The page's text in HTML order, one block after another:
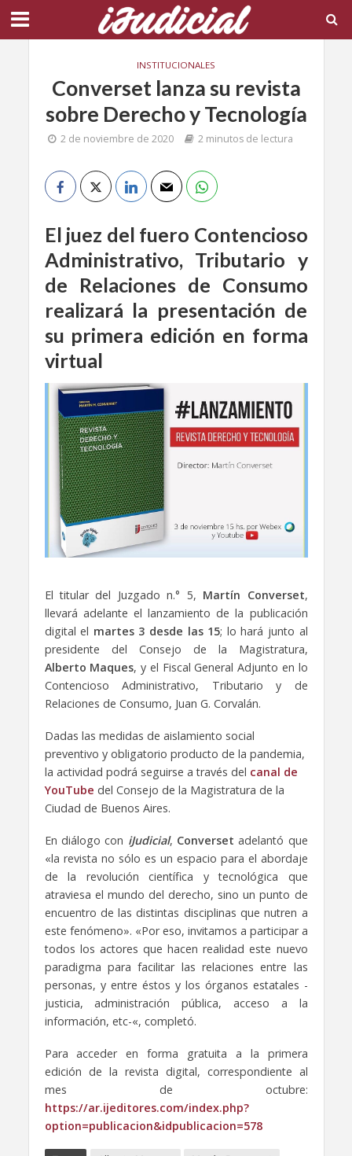
INSTITUCIONALES
Converset lanza su revista
sobre Derecho y Tecnología
2 de noviembre de 2020 2 minutos de lectura
El juez del fuero Contencioso
Administrativo, Tributario y
de Relaciones de Consumo
realizará la presentación de
su primera edición en forma
virtual
El titular del Juzgado n.° 5, Martín Converset,
llevará adelante el lanzamiento de la publicación
digital el martes 3 desde las 15; lo hará junto al
presidente del Consejo de la Magistratura,
Alberto Maques, y el Fiscal General Adjunto en lo
Contencioso Administrativo, Tributario y de
Relaciones de Consumo, Juan G. Corvalán.
Dadas las medidas de aislamiento social
preventivo y obligatorio producto de la pandemia,
la actividad podrá seguirse a través del canal de
YouTube del Consejo de la Magistratura de la
Ciudad de Buenos Aires.
En diálogo con iJudicial, Converset adelantó que
«la revista no sólo es un espacio para el abordaje
de la revolución científica y tecnológica que
atraviesa el mundo del derecho, sino un punto de
encuentro de las distintas disciplinas que nutren a
este fenómeno». «Por eso, invitamos a participar a
todos los actores que hacen realidad este nuevo
paradigma para facilitar las relaciones entre las
personas, y entre éstos y los órganos estatales -
justicia, administración pública, acceso a la
información, etc-«, completó.
Para acceder en forma gratuita a la primera
edición de la revista digital, correspondiente al
mes de octubre:
https://ar.ijeditores.com/index.php?
option=publicacion&idpublicacion=578